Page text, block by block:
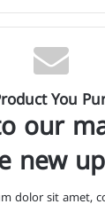
You
our
new
dolor sit amet,